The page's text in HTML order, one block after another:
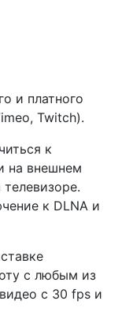
и платного
Twitch).
к
на внешнем
к DLNA и
с любым из
с 30 fps и